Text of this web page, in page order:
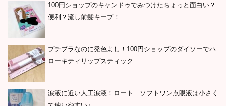
100円ショップのキャンドゥでみつけたちょっと面白い？
便利？流し前髪キープ！
プチプラなのに発色よし！100円ショップのダイソーでハ
ローキティリップスティック
涙液に近い人工涙液！ロート ソフトワン点眼液は小さく